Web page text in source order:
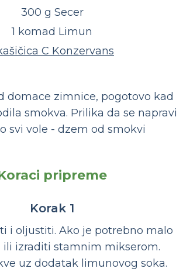
300 g Secer
1 komad Limun
C Konzervans
domace zimnice, pogotovo kad
smokva. Prilika da se napravi
svi vole - dzem od smokvi
pripreme
Korak 1
i oljustiti. Ako je potrebno malo
ili izraditi stamnim mikserom.
uz dodatak limunovog soka.